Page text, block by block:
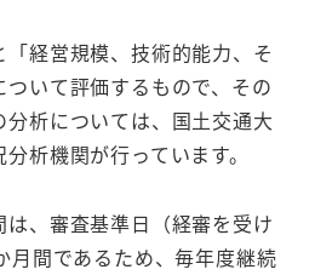
経営規模、技術的能力、そ
いて評価するもので、その
析については、国土交通大
析機関が行っています。
は、審査基準日（経審を受け
月間であるため、毎年度継続